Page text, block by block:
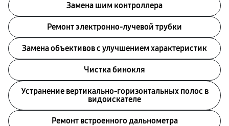
Замена шим контроллера
Ремонт электронно-лучевой трубки
Замена объективов с улучшением характеристик
Чистка бинокля
Устранение вертикально-горизонтальных полос в
видоискателе
Ремонт встроенного дальнометра